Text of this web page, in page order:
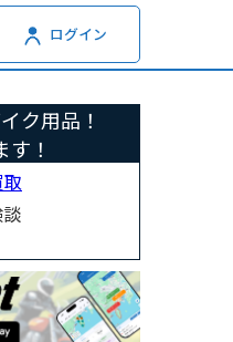
ログイン
ク用品！
！